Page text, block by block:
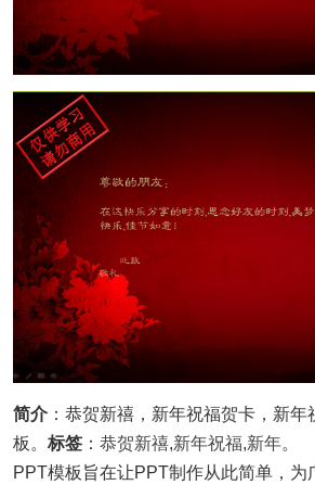
简介 ：恭贺新禧，新年祝福贺卡，新
板。 标签 ： 恭贺新禧,新年祝福,新年。
PPT模板旨在让PPT制作从此简单，为